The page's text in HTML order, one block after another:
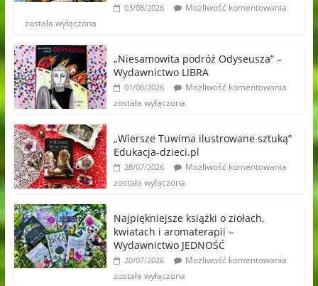
03/08/2026
Możliwość komentowania
została wyłączona
„Niesamowita podróż Odyseusza” –
Wydawnictwo LIBRA
01/08/2026
Możliwość komentowania
została wyłączona
„Wiersze Tuwima ilustrowane sztuką”
Edukacja-dzieci.pl
28/07/2026
Możliwość komentowania
została wyłączona
Najpiękniejsze książki o ziołach,
kwiatach i aromaterapii –
Wydawnictwo JEDNOŚĆ
20/07/2026
Możliwość komentowania
została wyłączona